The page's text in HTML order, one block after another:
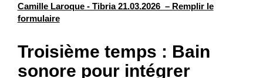
Camille Laroque - Tibria 21.03.2026 – Remplir le
formulaire
Troisième temps : Bain
sonore pour intégrer